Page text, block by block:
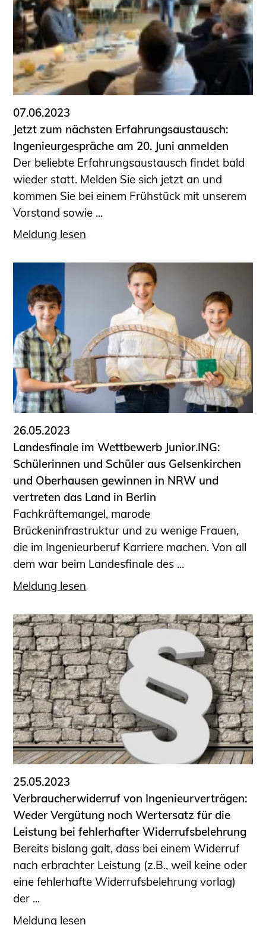
07.06.2023
Jetzt zum nächsten Erfahrungsaustausch:
Ingenieurgespräche am 20. Juni anmelden
Der beliebte Erfahrungsaustausch findet bald
wieder statt. Melden Sie sich jetzt an und
kommen Sie bei einem Frühstück mit unserem
Vorstand sowie ...
Meldung lesen
26.05.2023
Landesfinale im Wettbewerb Junior.ING:
Schülerinnen und Schüler aus Gelsenkirchen
und Oberhausen gewinnen in NRW und
vertreten das Land in Berlin
Fachkräftemangel, marode
Brückeninfrastruktur und zu wenige Frauen,
die im Ingenieurberuf Karriere machen. Von all
dem war beim Landesfinale des ...
Meldung lesen
25.05.2023
Verbraucherwiderruf von Ingenieurverträgen:
Weder Vergütung noch Wertersatz für die
Leistung bei fehlerhafter Widerrufsbelehrung
Bereits bislang galt, dass bei einem Widerruf
nach erbrachter Leistung (z.B., weil keine oder
eine fehlerhafte Widerrufsbelehrung vorlag)
der ...
Meldung lesen